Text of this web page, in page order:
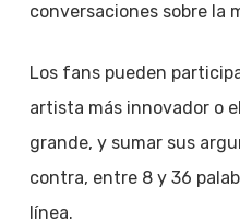
conversaciones sobre la
Los fans pueden
artista más innovador o
grande, y sumar sus
contra, entre 8 y 36
línea.